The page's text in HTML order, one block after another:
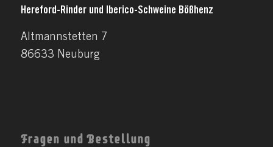
Hereford-Rinder und Iberico-Schweine Bößhenz
Altmannstetten 7
86633 Neuburg
Fragen und Bestellung